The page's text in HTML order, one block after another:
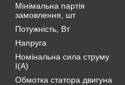
Мінімальна партія
замовлення, шт
Потужність, Вт
Напруга
Номінальна сила струму
I(А)
Обмотка статора двигуна